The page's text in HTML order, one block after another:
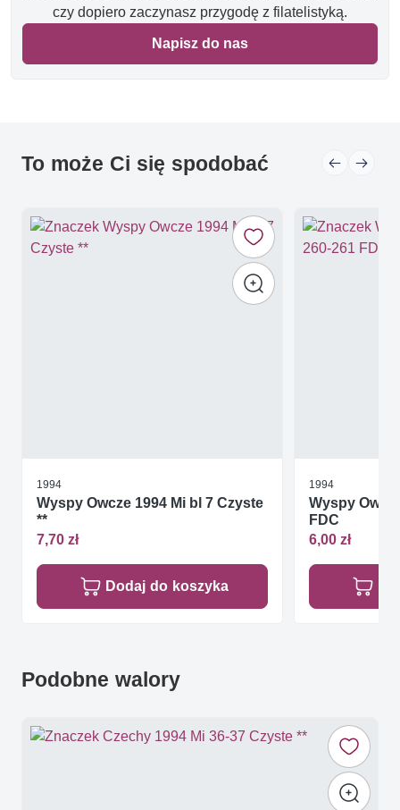
czy dopiero zaczynasz przygodę z filatelistyką.
Napisz do nas
To może Ci się spodobać
1994
Wyspy Owcze 1994 Mi bl 7 Czyste
**
7,70 zł
Dodaj do koszyka
1994
Wyspy
FDC
6,00 zł
Podobne walory